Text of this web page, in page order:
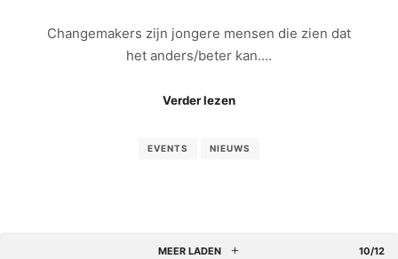
Changemakers zijn jongere mensen die zien dat
het anders/beter kan.…
Verder lezen
EVENTS NIEUWS
MEER LADEN 10/12